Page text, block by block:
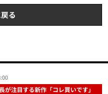
る
が注目する新作「コレ買いです」